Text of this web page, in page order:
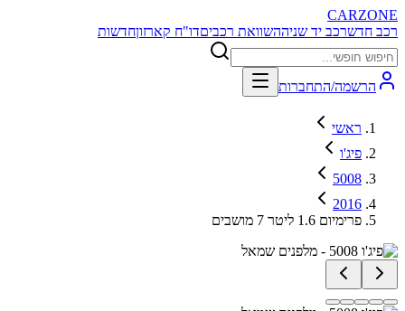
CARZONE
רכב חדשרכב יד שניההשוואת רכביםדו"ח קארזוןחדשות
הרשמה/התחברות
ראשי
פיג'ו
5008
2016
פרימיום 1.6 ליטר 7 מושבים